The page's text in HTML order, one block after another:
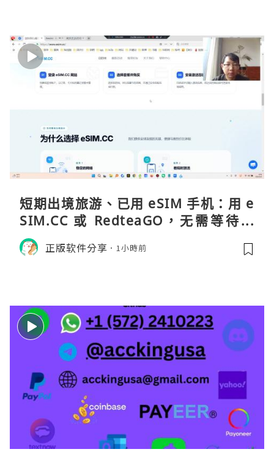
短期出境旅游、已用 eSIM 手机：用 e
SIM.CC 或 RedteaGO，无需等待收
货。需要“当地号码 + 通话短信”（如
打车、外卖、客户联络）：优先 Redt
正版软件分享 1小時前